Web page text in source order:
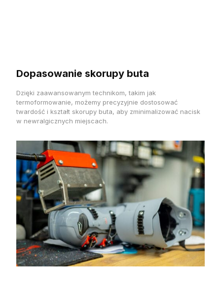
Dopasowanie skorupy buta
Dzięki zaawansowanym technikom, takim jak
termoformowanie, możemy precyzyjnie dostosować
twardość i kształt skorupy buta, aby zminimalizować nacisk
w newralgicznych miejscach.